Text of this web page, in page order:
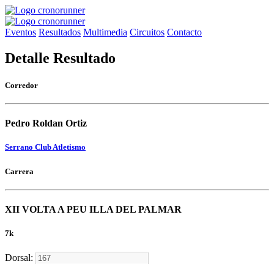
Eventos Resultados Multimedia Circuitos Contacto
Detalle Resultado
Corredor
Pedro Roldan Ortiz
Serrano Club Atletismo
Carrera
XII VOLTA A PEU ILLA DEL PALMAR
7k
Dorsal: